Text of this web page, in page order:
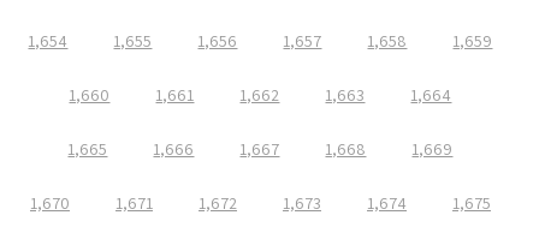
1,654 1,655 1,656 1,657 1,658 1,659
1,660 1,661 1,662 1,663 1,664
1,665 1,666 1,667 1,668 1,669
1,670 1,671 1,672 1,673 1,674 1,675